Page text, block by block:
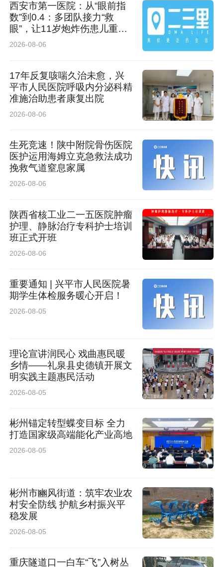
活动还邀请陕西省科技资源统筹中心张涵对科技
成果转化“三项改革”与“以演代评”相关政策进行解
读，为在场企业吃透政策、用好政策指明方向；
浦发银行西安分行科技金融部负责人王骏介绍了
科技金融全生命周期服务体系，以及金融赋能硬
学院教授刘亚军聚焦企业出海，深度剖析了全球
法律风险及出口管制，并为企业出海提出合规建
议；西北工业大学教授张敏围绕硬科技企业发展
讲解。
西安市第一医院：从“眼前指
数”到0.4：多团队接力“救
眼”，让11岁炮炸伤患儿重见
光明
2026-08-06
17年反复咳喘久治未愈，兴
平市人民医院呼吸内分泌科精
准施治助患者康复出院
2026-08-06
生死竞速！陕中附院骨伤医院
医护运用海姆立克急救法成功
挽救气道窒息家属
2026-08-06
陕西省核工业二一五医院肿瘤
护理、静脉治疗专科护士培训
班正式开班
2026-08-06
重要通知 | 兴平市人民医院暑
期学生体检服务暖心开启！
2026-08-05
理论宣讲润民心 戏曲惠民暖
乡情——礼泉县史德镇开展文
明实践主题惠民活动
2026-08-05
彬州锚定转型蝶变目标 全力
打造国家级高端能化产业高地
2026-08-05
彬州市豳风街道：筑牢农业农
村安全防线 护航乡村振兴平
稳发展
2026-08-05
重庆隧道口一白车“飞”入树丛